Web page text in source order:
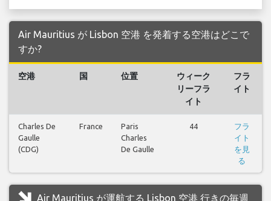
Air Mauritius が Lisbon 空港 を発着する空港はどこで
すか?
空港 国 位置
ウィーク
リーフラ
イト
フラ
イト
Charles De
Gaulle
(CDG)
France
Paris
Charles
De Gaulle
44
フラ
イト
を見
る
Air Mauritius が運航する Lisbon 空港 行きの毎週